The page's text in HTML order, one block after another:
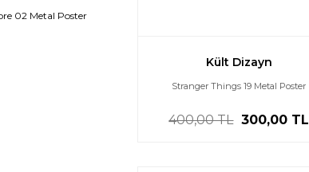
Kült Dizayn
Stranger Things 19 Metal Poster
400,00 TL 300,00 TL